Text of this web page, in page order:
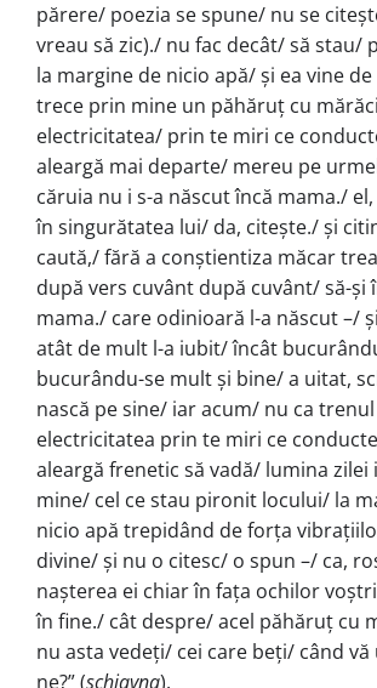
părere/ poezia se spune/ nu se
vreau să zic)./ nu fac decât/ să stau/
la margine de nicio apă/ și ea vi­ne
trece prin mine un păhăruț cu
electricitatea/ prin te miri ce
aleargă mai departe/ mereu pe
căruia nu i s-a născut încă ma­ma./
în singurătatea lui/ da, citește./ și
caută,/ fără a conștientiza măcar
după vers cuvânt după cuvânt/ să-și
mama./ care odinioară l-a născut –/
atât de mult l-a iubit/ încât
bucurându-se mult și bine/ a uitat,
nas­că pe sine/ iar acum/ nu ca
electricitatea prin te miri ce
aleargă frenetic să vadă/ lumina zilei
mine/ cel ce stau pironit locului/ la
nicio apă trepidând de forța
divine/ și nu o citesc/ o spun –/ ca,
nașterea ei chiar în fața ochilor
în fine./ cât despre/ acel păhăruț cu
nu asta vedeți/ cei care beți/ când
ne?” (schiavna).